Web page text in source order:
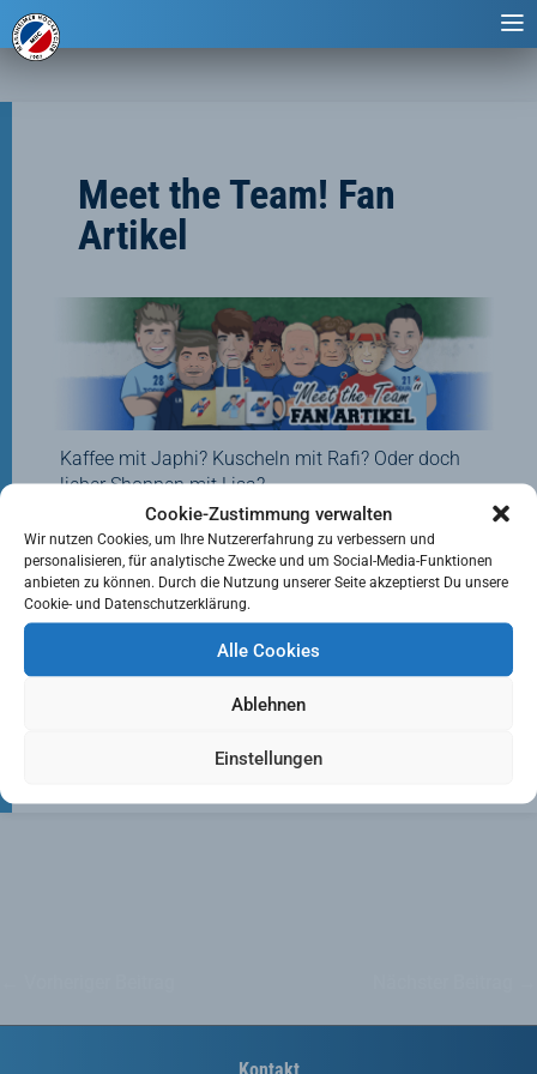
Cookie-Zustimmung verwalten
Wir nutzen Cookies, um Ihre Nutzererfahrung zu verbessern und
personalisieren, für analytische Zwecke und um Social-Media-Funktionen
anbieten zu können. Durch die Nutzung unserer Seite akzeptierst Du unsere
Cookie- und Datenschutzerklärung.
Alle Cookies
Ablehnen
Einstellungen
Meet the Team! Fan
Artikel
Kaffee mit Japhi? Kuscheln mit Rafi? Oder doch
lieber Shoppen mit Lisa?
Mit dem „Meet the Team“ Fan Artikeln könnt ihr
MIT eurem Lieblingsspieler:in euren
Lieblingsbschäftigungen nachgehen!
Das Angebot wird nach und nach erweitert und
ergänzt!
Viel Spaß beim Stöbern !